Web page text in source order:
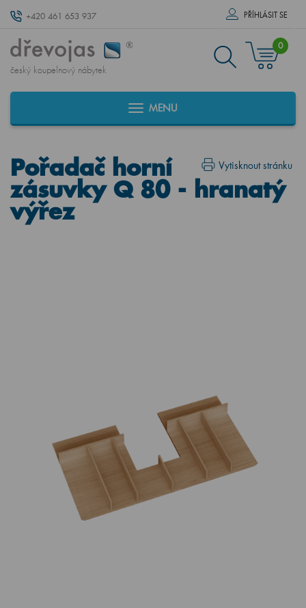
+420 461 653 937 PŘÍHLÁSIT SE
český koupelnový nábytek
0
MENU
Vytisknout stránku
Pořadač horní
zásuvky Q 80 - hranatý
výřez